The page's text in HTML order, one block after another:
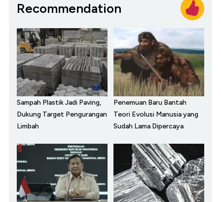
Recommendation
Sampah Plastik Jadi Paving,
Dukung Target Pengurangan
Limbah
Penemuan Baru Bantah
Teori Evolusi Manusia yang
Sudah Lama Dipercaya